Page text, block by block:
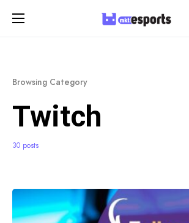
Browsing Category
Twitch
30 posts